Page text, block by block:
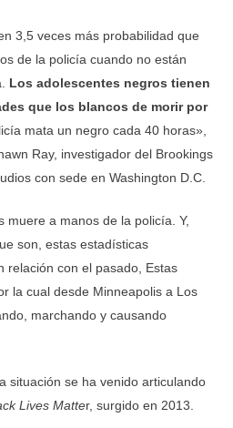
3,5 veces más probabilidad que
de la policía cuando no están
Los adolescentes negros tienen
que los blancos de morir por
mata un negro cada 40 horas»,
Ray, investigador del Brookings
con sede en Washington D.C.
muere a manos de la policía. Y,
son, estas estadísticas
relación con el pasado, Estas
la cual desde Minneapolis a Los
marchando y causando
situación se ha venido articulando
Lives Matter, surgido en 2013.